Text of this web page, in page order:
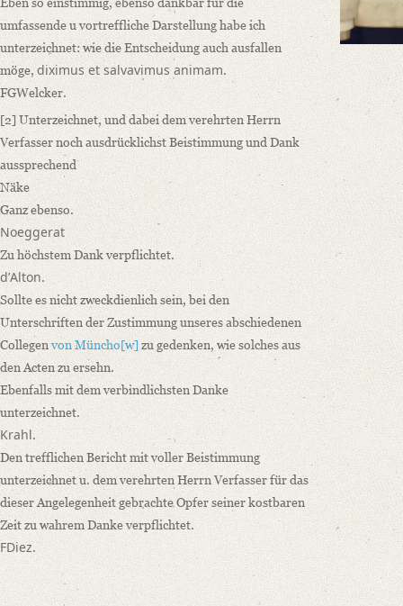
Bürger, Thomas
umfassende u vortreffliche Darstellung habe ich
unterzeichnet: wie die Entscheidung auch ausfallen
möge, diximus et salvavimus animam.
FGWelcker.
[2] Unterzeichnet, und dabei dem verehrten Herrn
Verfasser noch ausdrücklichst Beistimmung und Dank
aussprechend
Näke
Ganz ebenso.
Noeggerat
Zu höchstem Dank verpflichtet.
dʼAlton.
Sollte es nicht zweckdienlich sein, bei den
Unterschriften der Zustimmung unseres abschiedenen
Collegen von Müncho[w]zu gedenken, wie solches aus
den Acten zu ersehn.
Ebenfalls mit dem verbindlichsten Danke
unterzeichnet.
Krahl.
Den trefflichen Bericht mit voller Beistimmung
unterzeichnet u. dem verehrten Herrn Verfasser für das
dieser Angelegenheit gebrachte Opfer seiner kostbaren
Zeit zu wahrem Danke verpflichtet.
FDiez.